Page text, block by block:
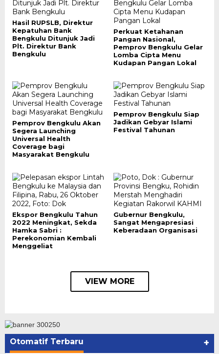
Hasil RUPSLB, Direktur
Kepatuhan Bank
Bengkulu Ditunjuk Jadi
Plt. Direktur Bank
Bengkulu
Perkuat Ketahanan
Pangan Nasional,
Pemprov Bengkulu Gelar
Lomba Cipta Menu
Kudapan Pangan Lokal
Pemprov Bengkulu Akan
Segera Launching
Universal Health
Coverage bagi
Masyarakat Bengkulu
Pemprov Bengkulu Siap
Jadikan Gebyar Islami
Festival Tahunan
Ekspor Bengkulu Tahun
2022 Meningkat, Sekda
Hamka Sabri :
Perekonomian Kembali
Menggeliat
Gubernur Bengkulu,
Sangat Mengapresiasi
Keberadaan Organisasi
VIEW MORE
Otomatif Terbaru +